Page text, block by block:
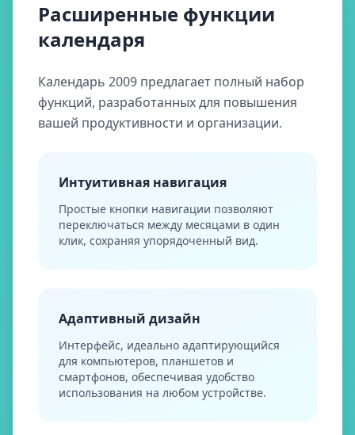
Расширенные функции
календаря
Календарь 2009 предлагает полный набор
функций, разработанных для повышения
вашей продуктивности и организации.
Интуитивная навигация
Простые кнопки навигации позволяют
переключаться между месяцами в один
клик, сохраняя упорядоченный вид.
Адаптивный дизайн
Интерфейс, идеально адаптирующийся
для компьютеров, планшетов и
смартфонов, обеспечивая удобство
использования на любом устройстве.